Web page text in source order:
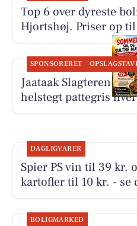
Top 6 over dyreste
Hjortshøj. Priser op
SPONSORERET
Jaataak Slagteren
helstegt pattegris
DAGLIGVARER
Spier PS vin til 39 kr.
kartofler til 10 kr. - se
BOLIGMARKED